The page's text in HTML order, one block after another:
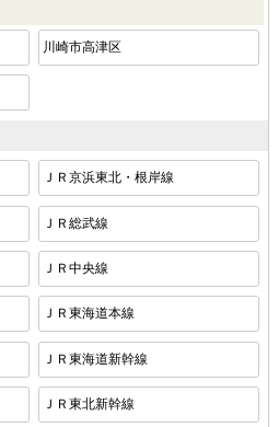
川崎市高津区
ＪＲ京浜東北・根岸線
ＪＲ総武線
ＪＲ中央線
ＪＲ東海道本線
ＪＲ東海道新幹線
ＪＲ東北新幹線